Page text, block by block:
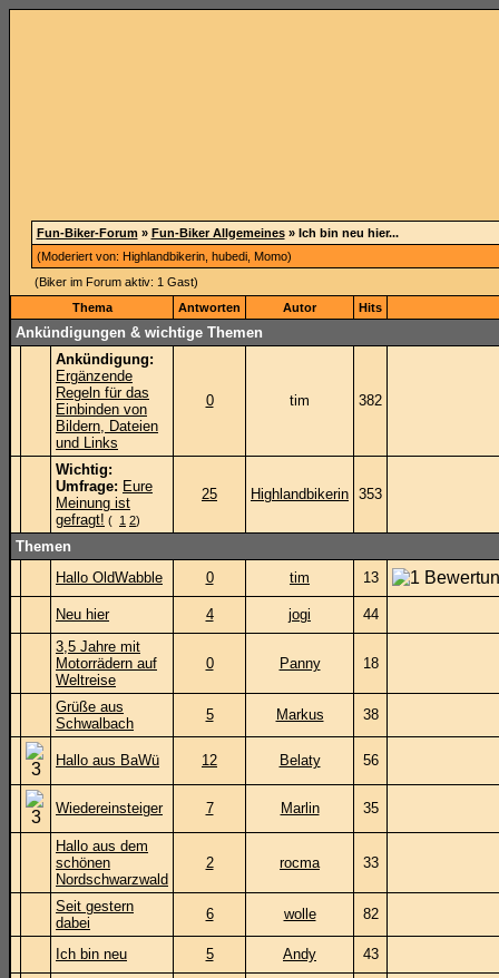
Fun-Biker-Forum» Fun-Biker Allgemeines» Ich bin neu hier...
(Moderiert von: Highlandbikerin, hubedi, Momo)
(Biker im Forum aktiv: 1 Gast)
Thema
Antworten Autor Hits
Ankündigungen & wichtige Themen
Ankündigung:
Ergänzende
Regeln für das
Einbinden von
Bildern, Dateien
und Links
0 tim 382
Wichtig:
Umfrage: Eure
Meinung ist
gefragt! ( 1 2)
25 Highlandbikerin 353
Themen
Hallo OldWabble
0 tim 13
Neu hier 4 jogi
44
3,5 Jahre mit
Motorrädern auf
Weltreise
0 Panny 18
Grüße aus
Schwalbach
5 Markus 38
Hallo aus BaWü 12 Belaty 56
Wiedereinsteiger 7 Marlin 35
Hallo aus dem
schönen
Nordschwarzwald
2 rocma 33
Seit gestern
dabei
6 wolle 82
Ich bin neu 5 Andy 43